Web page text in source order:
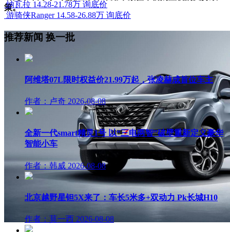
策。
纳瓦拉 14.28-21.78万 询底价
游骑侠Ranger 14.58-26.88万 询底价
推荐新闻 换一批
阿维塔07L限时权益价21.99万起，张凌赫成首位车主
作者：卢奇 2026-08-08
全新一代smart精灵1号 以“三电两智”破壁重新定义豪华
智能小车
作者：韩威 2026-08-08
北京越野星钽5X来了：车长5米多+双动力 Pk长城H10
作者：莫一西 2026-08-08